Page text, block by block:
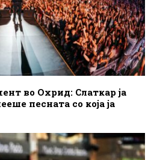
во Охрид: Слаткар ја
песната со која ја